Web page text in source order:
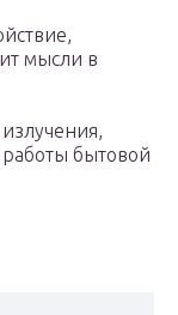
мысли в
бытовой